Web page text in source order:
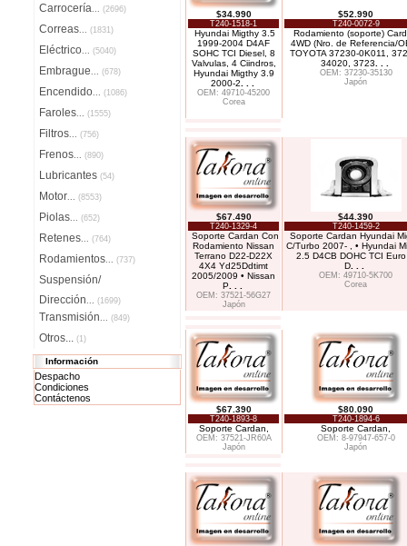
Carrocería... (2696)
Correas... (1831)
Eléctrico... (5040)
Embrague... (678)
Encendido... (1086)
Faroles... (1555)
Filtros... (756)
Frenos... (890)
Lubricantes (54)
Motor... (8553)
Piolas... (652)
Retenes... (764)
Rodamientos... (737)
Suspensión/
Dirección... (1699)
Transmisión... (849)
Otros... (1)
Información
Despacho
Condiciones
Contáctenos
$34.990
T240-1518-1
Hyundai Migthy 3.5
1999-2004 D4AF
SOHC TCI Diesel, 8
Valvulas, 4 Ciindros,
Hyundai Migthy 3.9
2000-2
OEM: 49710-45200
Corea
$52.990
T240-0072-9
Rodamiento (soporte)
4WD (Nro. de Referencia/
TOYOTA 37230-0K011,
34020, 3723
OEM: 37230-35130
Japón
$67.490
T240-1329-4
Soporte Cardan Con
Rodamiento Nissan
Terrano D22-D22X
4X4 Yd25Ddtimt
2005/2009 • Nissan
P. . .
OEM: 37521-56G27
Japón
$44.390
T240-1459-2
Soporte Cardan Hyundai
C/Turbo 2007- , • Hyundai
2.5 D4CB DOHC TCI
D
OEM: 49710-5K700
Corea
$67.390
T240-1893-8
Soporte Cardan,
OEM: 37521-JR60A
Japón
$80.090
T240-1894-6
Soporte Cardan,
OEM: 8-97947-657-0
Japón